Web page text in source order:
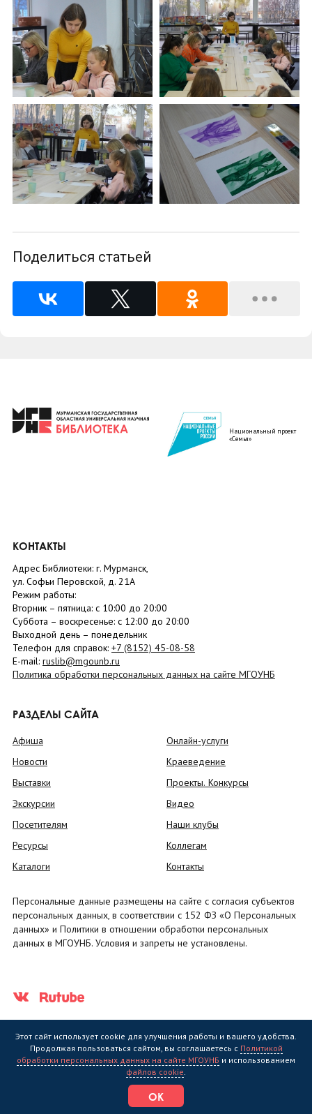
Поделиться статьей
Национальный проект
«Семья»
КОНТАКТЫ
Адрес Библиотеки: г. Мурманск,
ул. Софьи Перовской, д. 21А
Режим работы:
Вторник – пятница: с 10:00 до 20:00
Суббота – воскресенье: c 12:00 до 20:00
Выходной день – понедельник
Телефон для справок: +7 (8152) 45-08-58
E-mail: ruslib@mgounb.ru
Политика обработки персональных данных на сайте МГОУНБ
РАЗДЕЛЫ САЙТА
Афиша
Новости
Выставки
Экскурсии
Посетителям
Ресурсы
Каталоги
Онлайн-услуги
Краеведение
Проекты. Конкурсы
Видео
Наши клубы
Коллегам
Контакты
Персональные данные размещены на сайте с согласия субъектов
персональных данных, в соответствии с 152 ФЗ «О Персональных
данных» и Политики в отношении обработки персональных
данных в МГОУНБ. Условия и запреты не установлены.
Государственное областное бюджетное учреждение культуры
библиотека" (МГОУНБ) © 2006 - 2026
Этот сайт использует cookie для улучшения работы и вашего удобства.
Продолжая пользоваться сайтом, вы соглашаетесь с Политикой
обработки персональных данных на сайте МГОУНБ и использованием
файлов cookie.
ОК